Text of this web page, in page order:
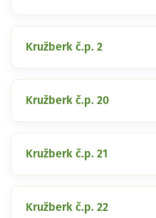
Kružberk č.p. 2
Kružberk č.p. 20
Kružberk č.p. 21
Kružberk č.p. 22